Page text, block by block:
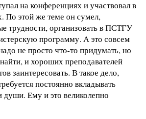
на конференциях и участвовал в
По этой же теме он сумел,
трудности, организовать в ПСТГУ
программу. А это совсем
не просто что-то придумать, но
и хороших преподавателей
заинтересовать. В такое дело,
постоянно вкладывать
души. Ему и это великолепно